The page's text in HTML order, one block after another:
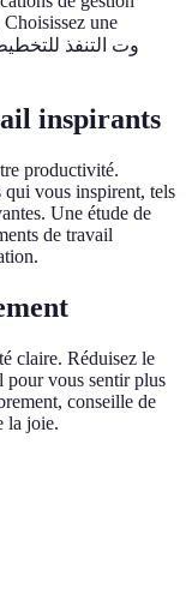
une
inspirants
productivité.
qui vous inspirent, tels
Une étude de
de travail
claire. Réduisez le
pour vous sentir plus
conseille de
la joie.